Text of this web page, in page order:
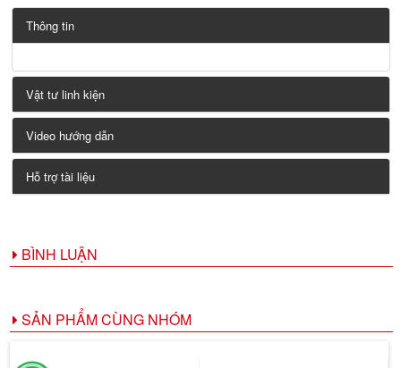
Thông tin
Vật tư linh kiện
Video hướng dẫn
Hỗ trợ tài liệu
BÌNH LUẬN
SẢN PHẨM CÙNG NHÓM